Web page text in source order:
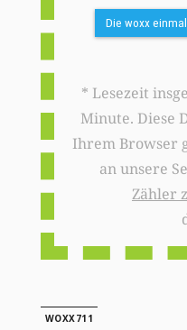
Die woxx
* Lesezeit
Minute. Diese
Ihrem Browser
an unsere
Zähler
WOXX711